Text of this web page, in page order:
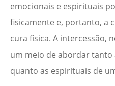
emocionais e espirituais
fisicamente e, portanto, a
cura física. A intercessão,
um meio de abordar tanto
quanto as espirituais de